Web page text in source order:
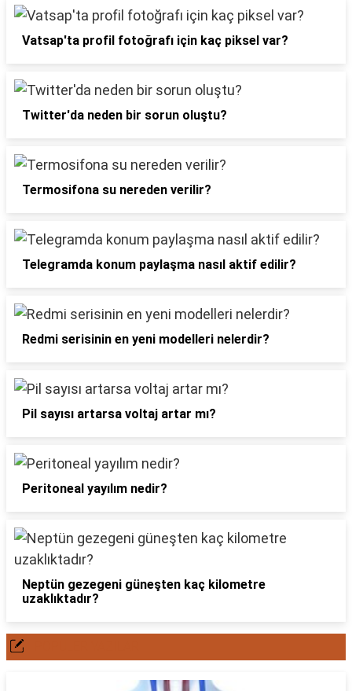
Vatsap'ta profil fotoğrafı için kaç piksel var?
Twitter'da neden bir sorun oluştu?
Termosifona su nereden verilir?
Telegramda konum paylaşma nasıl aktif edilir?
Redmi serisinin en yeni modelleri nelerdir?
Pil sayısı artarsa voltaj artar mı?
Peritoneal yayılım nedir?
Neptün gezegeni güneşten kaç kilometre
uzaklıktadır?